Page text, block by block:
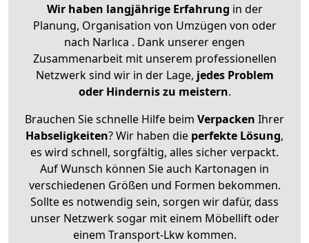
Wir haben langjährige Erfahrung in der
Planung, Organisation von Umzügen von oder
nach Narlıca . Dank unserer engen
Zusammenarbeit mit unserem professionellen
Netzwerk sind wir in der Lage, jedes Problem
oder Hindernis zu meistern.
Brauchen Sie schnelle Hilfe beim Verpacken Ihrer
Habseligkeiten? Wir haben die perfekte Lösung,
es wird schnell, sorgfältig, alles sicher verpackt.
Auf Wunsch können Sie auch Kartonagen in
verschiedenen Größen und Formen bekommen.
Sollte es notwendig sein, sorgen wir dafür, dass
unser Netzwerk sogar mit einem Möbellift oder
einem Transport-Lkw kommen.